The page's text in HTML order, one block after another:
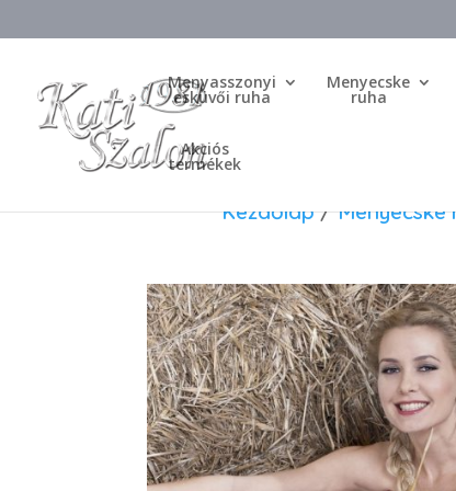
Menyasszonyi
esküvői ruha
Menyecske
ruha
Akciós
termékek
Kezdőlap/Menyecske